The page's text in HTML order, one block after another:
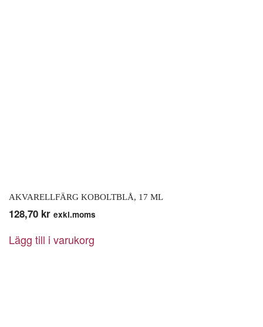
AKVARELLFÄRG KOBOLTBLÅ, 17 ML
128,70 kr exkl.moms
Lägg till i varukorg